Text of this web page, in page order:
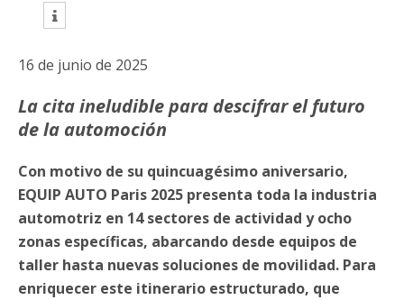
16 de junio de 2025
La cita ineludible para descifrar el futuro
de la automoción
Con motivo de su quincuagésimo aniversario,
EQUIP AUTO Paris 2025 presenta toda la industria
automotriz en 14 sectores de actividad y ocho
zonas específicas, abarcando desde equipos de
taller hasta nuevas soluciones de movilidad. Para
enriquecer este itinerario estructurado, que